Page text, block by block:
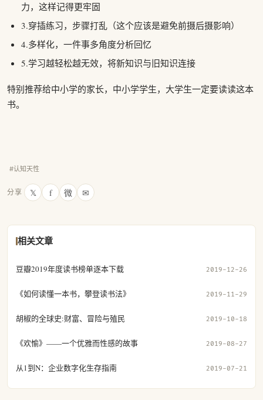
力，这样记得更牢固
3.穿插练习，步骤打乱（这个应该是避免前摄后摄影响）
4.多样化，一件事多角度分析回忆
5.学习越轻松越无效，将新知识与旧知识连接
特别推荐给中小学的家长，中小学学生，大学生一定要读读这本
书。
#认知天性
分享 𝕏 f 微 ✉
相关文章
豆瓣2019年度读书榜单逐本下载 2019-12-26
《如何读懂一本书，攀登读书法》 2019-11-29
胡椒的全球史:财富、冒险与殖民 2019-10-18
《欢愉》——一个优雅而性感的故事 2019-08-27
从1到N：企业数字化生存指南 2019-07-21